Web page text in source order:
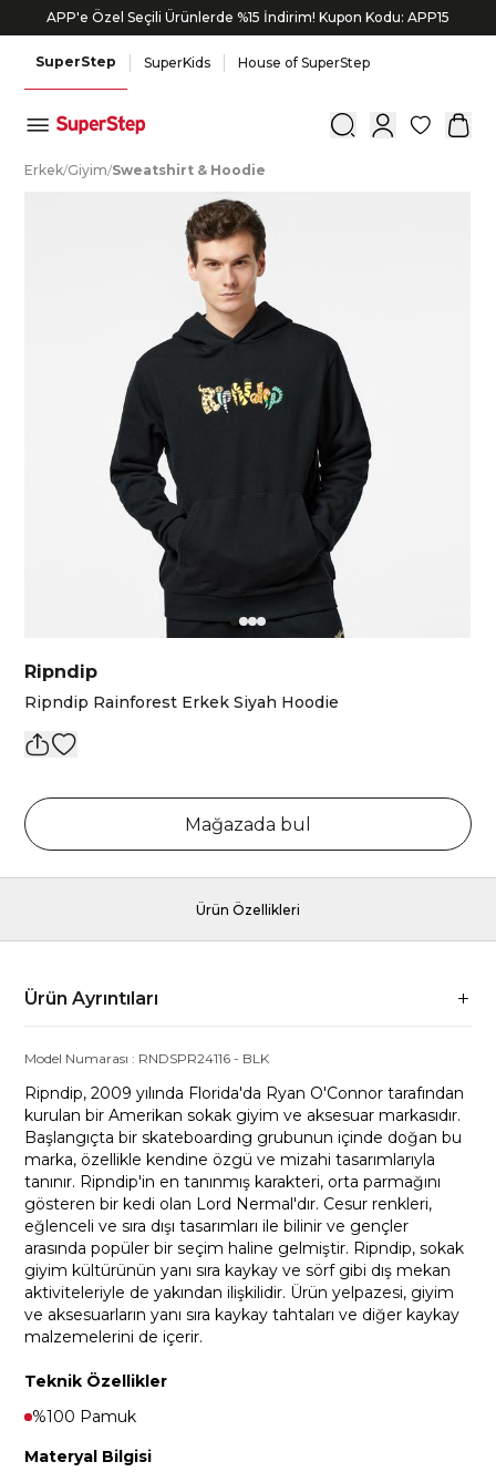
APP'e Özel Seçili Ürünlerde %15 İndirim! Kupon Kodu: APP15
SuperStep SuperKids House of SuperStep
0
Erkek/Giyim/Sweatshirt & Hoodie
Ripndip
Ripndip Rainforest Erkek Siyah Hoodie
Mağazada bul
Ürün Özellikleri
Ürün Ayrıntıları
Model Numarası : RNDSPR24116 - BLK
Ripndip, 2009 yılında Florida'da Ryan O'Connor tarafından
kurulan bir Amerikan sokak giyim ve aksesuar markasıdır.
Başlangıçta bir skateboarding grubunun içinde doğan bu
marka, özellikle kendine özgü ve mizahi tasarımlarıyla
tanınır. Ripndip'in en tanınmış karakteri, orta parmağını
gösteren bir kedi olan Lord Nermal'dır. Cesur renkleri,
eğlenceli ve sıra dışı tasarımları ile bilinir ve gençler
arasında popüler bir seçim haline gelmiştir. Ripndip, sokak
giyim kültürünün yanı sıra kaykay ve sörf gibi dış mekan
aktiviteleriyle de yakından ilişkilidir. Ürün yelpazesi, giyim
ve aksesuarların yanı sıra kaykay tahtaları ve diğer kaykay
malzemelerini de içerir.
Teknik Özellikler
%100 Pamuk
Materyal Bilgisi